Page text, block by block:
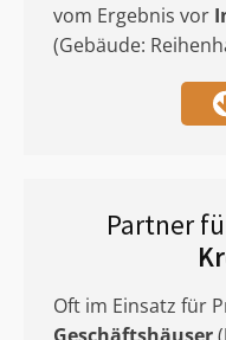
vom Ergebnis vor
(Gebäude:
Partner
Oft im Einsatz für